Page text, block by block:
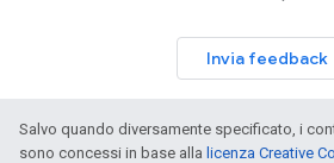
Invia feedback
Salvo quando diversamente specificato, i
sono concessi in base alla licenza Creative